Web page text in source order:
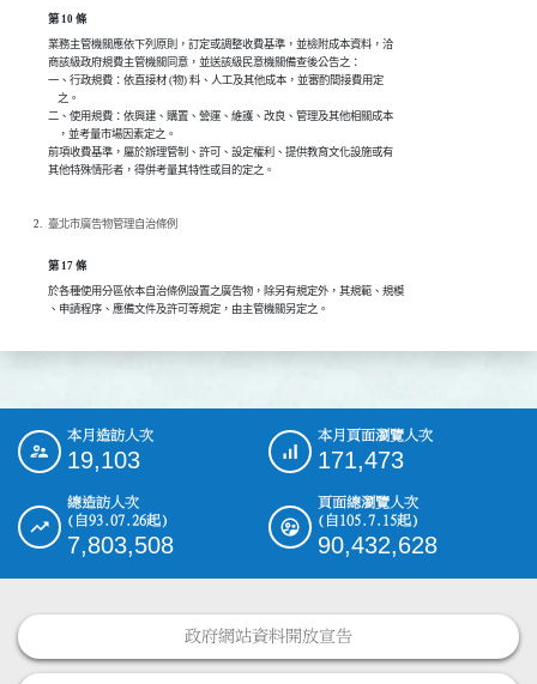
第 10 條
業務主管機關應依下列原則，訂定或調整收費基準，並檢附成本資料，洽
商該級政府規費主管機關同意，並送該級民意機關備查後公告之：
一、行政規費：依直接材 (物) 料、人工及其他成本，並審酌間接費用定
    之。
二、使用規費：依興建、購置、營運、維護、改良、管理及其他相關成本
    ，並考量市場因素定之。
前項收費基準，屬於辦理管制、許可、設定權利、提供教育文化設施或有
臺北市廣告物管理自治條例
第 17 條
於各種使用分區依本自治條例設置之廣告物，除另有規定外，其規範、規模
、申請程序、應備文件及許可等規定，由主管機關另定之。
::: 本月造訪人次
19,103
本月頁面瀏覽人次
171,473
總造訪人次
(自93.07.26起)
7,803,508
頁面總瀏覽人次
(自105.7.15起)
90,432,628
政府網站資料開放宣告